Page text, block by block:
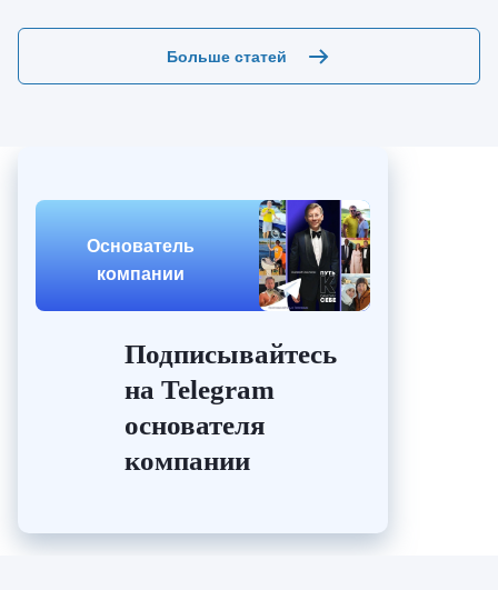
Больше статей
Основатель
компании
Подписывайтесь
на Telegram
основателя
компании